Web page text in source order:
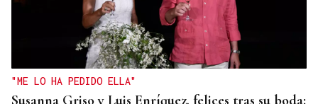
"ME LO HA PEDIDO ELLA"